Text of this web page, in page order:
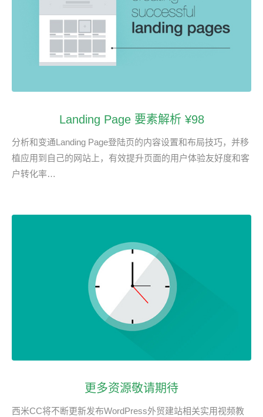
Landing Page 要素解析 ¥98
分析和变通Landing Page登陆页的内容设置和布局技巧，并移
植应用到自己的网站上，有效提升页面的用户体验友好度和客
户转化率…
更多资源敬请期待
西米CC将不断更新发布WordPress外贸建站相关实用视频教